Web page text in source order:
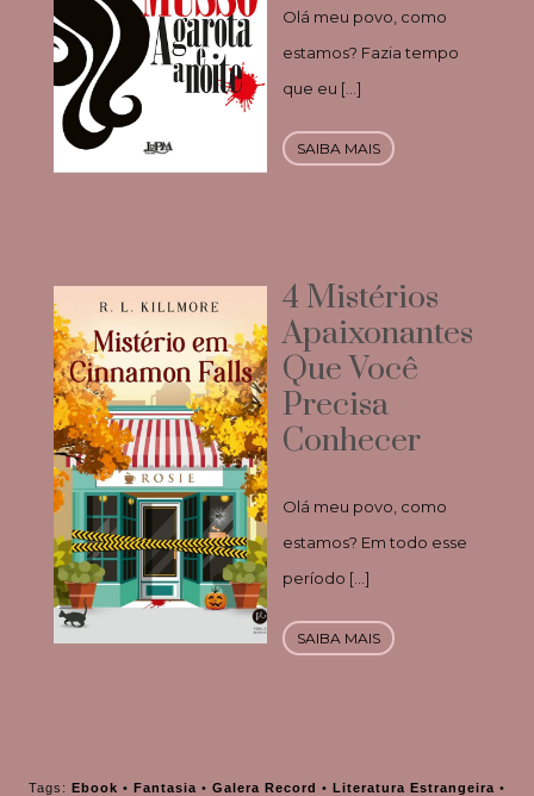
Olá meu povo, como
estamos? Fazia tempo
que eu […]
SAIBA MAIS
4 Mistérios
Apaixonantes
Que Você
Precisa
Conhecer
Olá meu povo, como
estamos? Em todo esse
período […]
SAIBA MAIS
Tags: Ebook • Fantasia • Galera Record • Literatura Estrangeira •